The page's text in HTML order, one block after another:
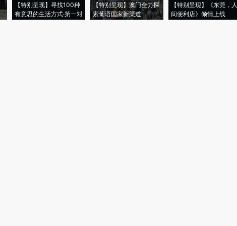
【特别呈现】寻找100种
有意思的生活方式·第一对
【特别呈现】澳门全力探
索葡语国家新渠道
【特别呈现】《东莞，人
间便利店》倾情上线